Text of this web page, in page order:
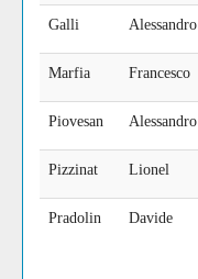
Galli Alessandro
Marfia Francesco
Piovesan Alessandro
Pizzinat Lionel
Pradolin Davide